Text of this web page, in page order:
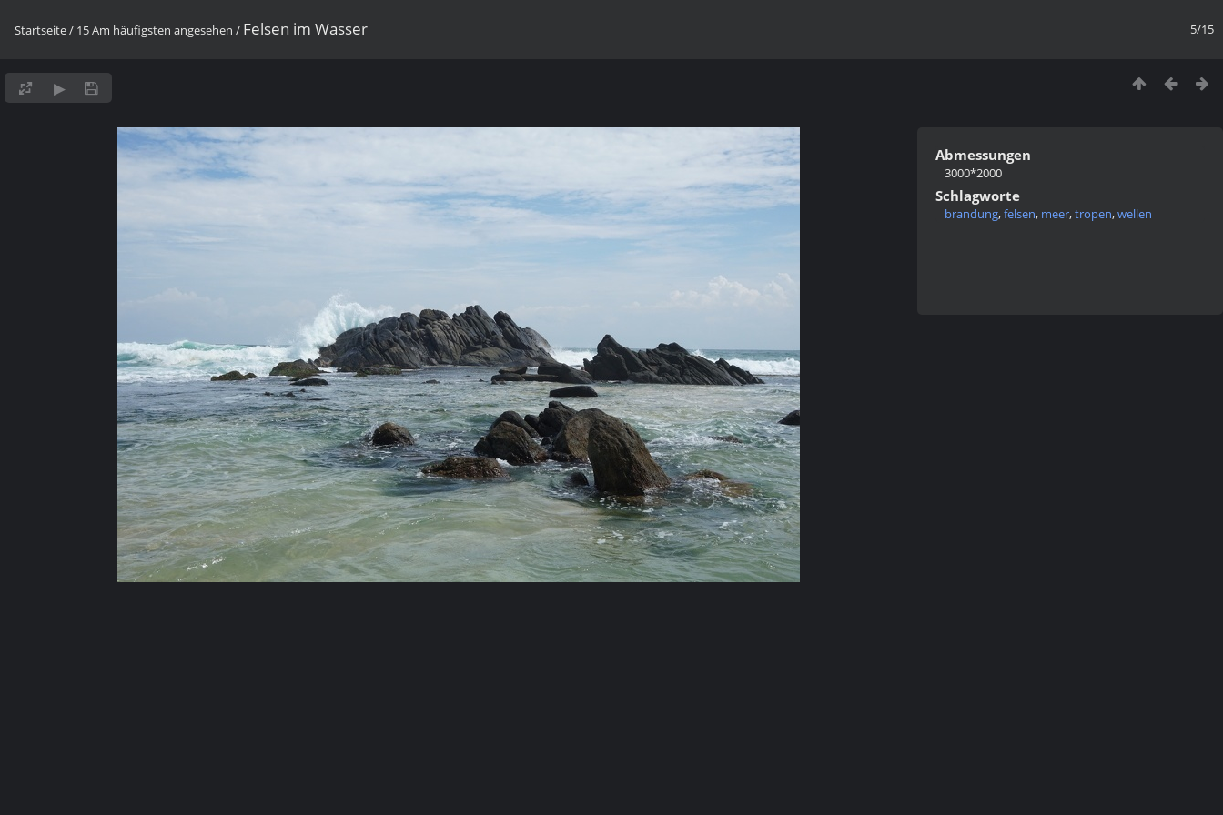
5/15
Startseite/ 15 Am häufigsten angesehen / Felsen im Wasser
Abmessungen
3000*2000
Schlagworte
brandung,felsen, meer,tropen,wellen